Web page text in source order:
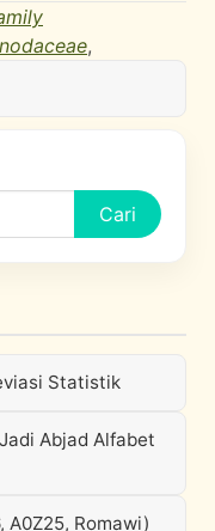
,
Cari
Statistik
Abjad Alfabet
A0Z25, Romawi)